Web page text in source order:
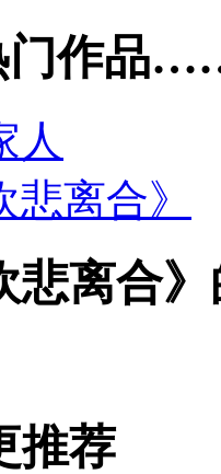
门作品
人
悲离合》
悲离合
推荐